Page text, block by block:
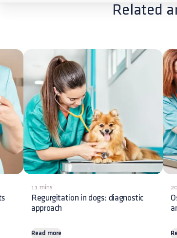
Related
11 mins
Regurgitation in dogs: diagnostic
approach
Read more